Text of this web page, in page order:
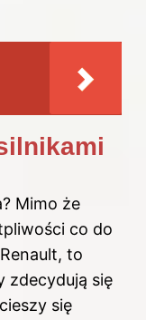
Mimo że
co do
to
zdecydują się
się